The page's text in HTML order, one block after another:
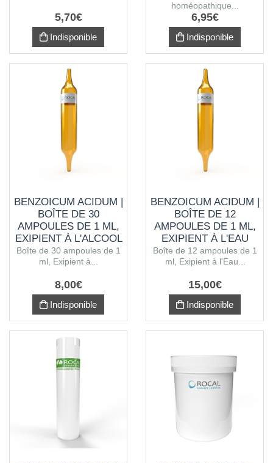
5,70€
Indisponible
homéopathique...
6,95€
Indisponible
BENZOICUM ACIDUM |
BOÎTE DE 30
AMPOULES DE 1 ML,
EXIPIENT À L'ALCOOL
Boîte de 30 ampoules de 1
ml, Exipient à...
8,00€
Indisponible
BENZOICUM ACIDUM |
BOÎTE DE 12
AMPOULES DE 1 ML,
EXIPIENT À L'EAU
PURIFIÉE
Boîte de 12 ampoules de 1
ml, Exipient à l'Eau...
15,00€
Indisponible